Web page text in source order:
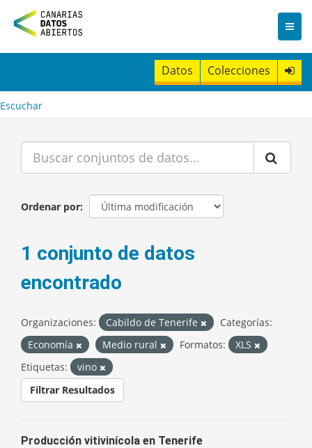
n
t
Datos Colecciones
Escuchar
Ordenar por
1 conjunto de datos
encontrado
Organizaciones: Cabildo de Tenerife
Categorías:
Economía
Medio rural Formatos:
XLS
Etiquetas:
vino
Filtrar Resultados
Producción vitivinícola en Tenerife